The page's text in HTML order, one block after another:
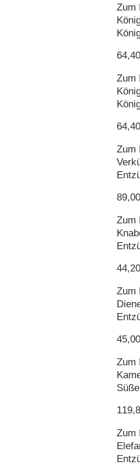
Zum
Zum
Zum
Zum
Zum
Zum
Zum